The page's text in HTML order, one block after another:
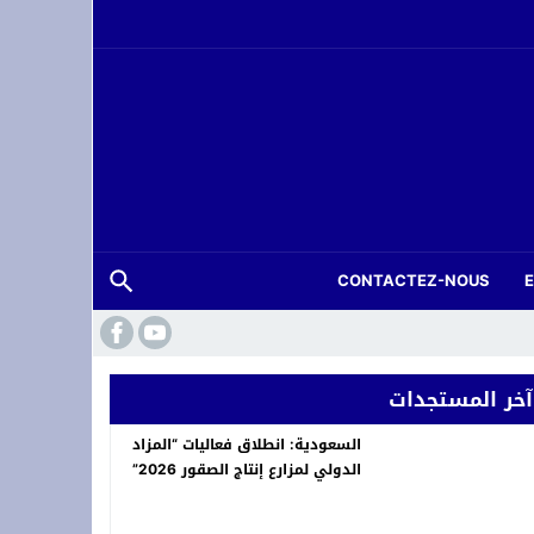
CONTACTEZ-NOUS
شاب في العشرينات ينهي حياته شنقاً بدوار تلغونت
بسهرة *أصوات تغني للوطن* في وجدة
آخر المستجدات
السعودية: انطلاق فعاليات “المزاد
الدولي لمزارع إنتاج الصقور 2026”